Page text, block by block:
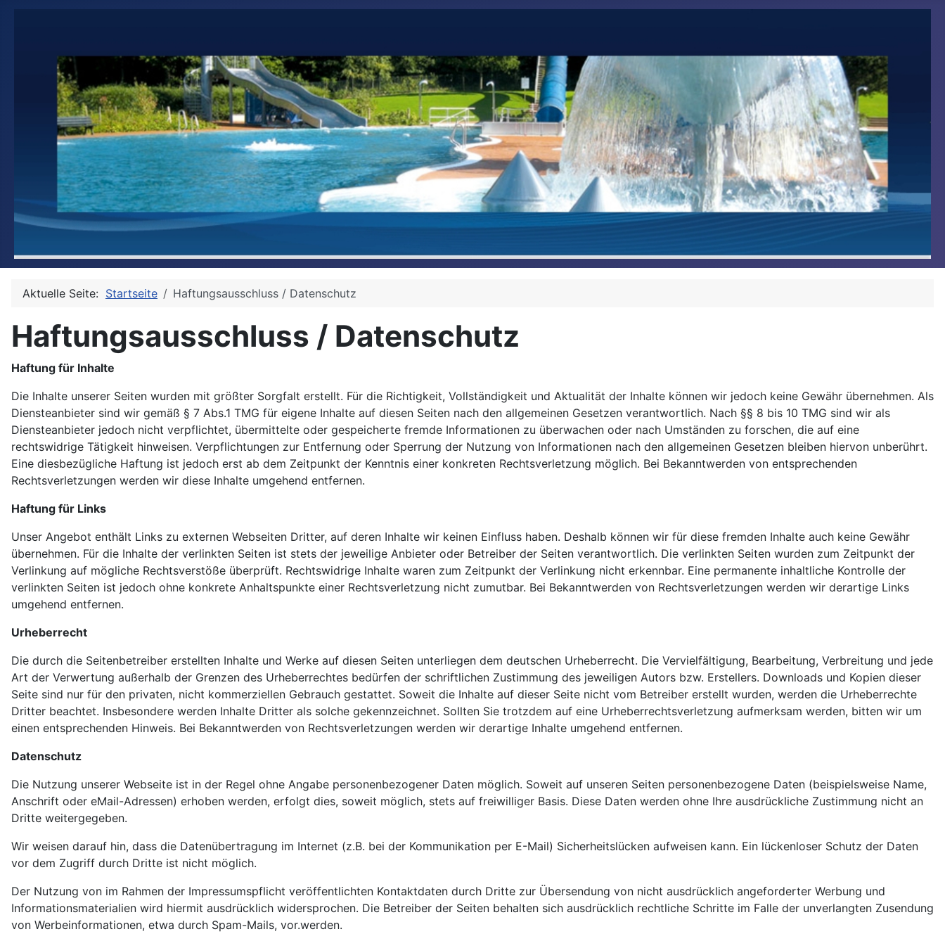
Aktuelle Seite: Startseite Haftungsausschluss / Datenschutz
Haftungsausschluss / Datenschutz
Haftung für Inhalte
Die Inhalte unserer Seiten wurden mit größter Sorgfalt erstellt. Für die Richtigkeit, Vollständigkeit und Aktualität der Inhalte können wir jedoch keine Gewähr übernehmen. Als
Diensteanbieter sind wir gemäß § 7 Abs.1 TMG für eigene Inhalte auf diesen Seiten nach den allgemeinen Gesetzen verantwortlich. Nach §§ 8 bis 10 TMG sind wir als
Diensteanbieter jedoch nicht verpflichtet, übermittelte oder gespeicherte fremde Informationen zu überwachen oder nach Umständen zu forschen, die auf eine
rechtswidrige Tätigkeit hinweisen. Verpflichtungen zur Entfernung oder Sperrung der Nutzung von Informationen nach den allgemeinen Gesetzen bleiben hiervon unberührt.
Eine diesbezügliche Haftung ist jedoch erst ab dem Zeitpunkt der Kenntnis einer konkreten Rechtsverletzung möglich. Bei Bekanntwerden von entsprechenden
Rechtsverletzungen werden wir diese Inhalte umgehend entfernen.
Haftung für Links
Unser Angebot enthält Links zu externen Webseiten Dritter, auf deren Inhalte wir keinen Einfluss haben. Deshalb können wir für diese fremden Inhalte auch keine Gewähr
übernehmen. Für die Inhalte der verlinkten Seiten ist stets der jeweilige Anbieter oder Betreiber der Seiten verantwortlich. Die verlinkten Seiten wurden zum Zeitpunkt der
Verlinkung auf mögliche Rechtsverstöße überprüft. Rechtswidrige Inhalte waren zum Zeitpunkt der Verlinkung nicht erkennbar. Eine permanente inhaltliche Kontrolle der
verlinkten Seiten ist jedoch ohne konkrete Anhaltspunkte einer Rechtsverletzung nicht zumutbar. Bei Bekanntwerden von Rechtsverletzungen werden wir derartige Links
umgehend entfernen.
Urheberrecht
Die durch die Seitenbetreiber erstellten Inhalte und Werke auf diesen Seiten unterliegen dem deutschen Urheberrecht. Die Vervielfältigung, Bearbeitung, Verbreitung und jede
Art der Verwertung außerhalb der Grenzen des Urheberrechtes bedürfen der schriftlichen Zustimmung des jeweiligen Autors bzw. Erstellers. Downloads und Kopien dieser
Seite sind nur für den privaten, nicht kommerziellen Gebrauch gestattet. Soweit die Inhalte auf dieser Seite nicht vom Betreiber erstellt wurden, werden die Urheberrechte
Dritter beachtet. Insbesondere werden Inhalte Dritter als solche gekennzeichnet. Sollten Sie trotzdem auf eine Urheberrechtsverletzung aufmerksam werden, bitten wir um
einen entsprechenden Hinweis. Bei Bekanntwerden von Rechtsverletzungen werden wir derartige Inhalte umgehend entfernen.
Datenschutz
Die Nutzung unserer Webseite ist in der Regel ohne Angabe personenbezogener Daten möglich. Soweit auf unseren Seiten personenbezogene Daten (beispielsweise Name,
Anschrift oder eMail-Adressen) erhoben werden, erfolgt dies, soweit möglich, stets auf freiwilliger Basis. Diese Daten werden ohne Ihre ausdrückliche Zustimmung nicht an
Dritte weitergegeben.
Wir weisen darauf hin, dass die Datenübertragung im Internet (z.B. bei der Kommunikation per E-Mail) Sicherheitslücken aufweisen kann. Ein lückenloser Schutz der Daten
vor dem Zugriff durch Dritte ist nicht möglich.
Der Nutzung von im Rahmen der Impressumspflicht veröffentlichten Kontaktdaten durch Dritte zur Übersendung von nicht ausdrücklich angeforderter Werbung und
Informationsmaterialien wird hiermit ausdrücklich widersprochen. Die Betreiber der Seiten behalten sich ausdrücklich rechtliche Schritte im Falle der unverlangten Zusendung
von Werbeinformationen, etwa durch Spam-Mails, vor.werden.